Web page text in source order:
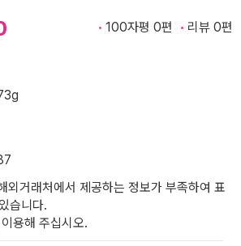
100자평 0편 리뷰 0편
외거래처에서 제공하는 정보가 부족하여 표
습니다.
용해 주십시오.